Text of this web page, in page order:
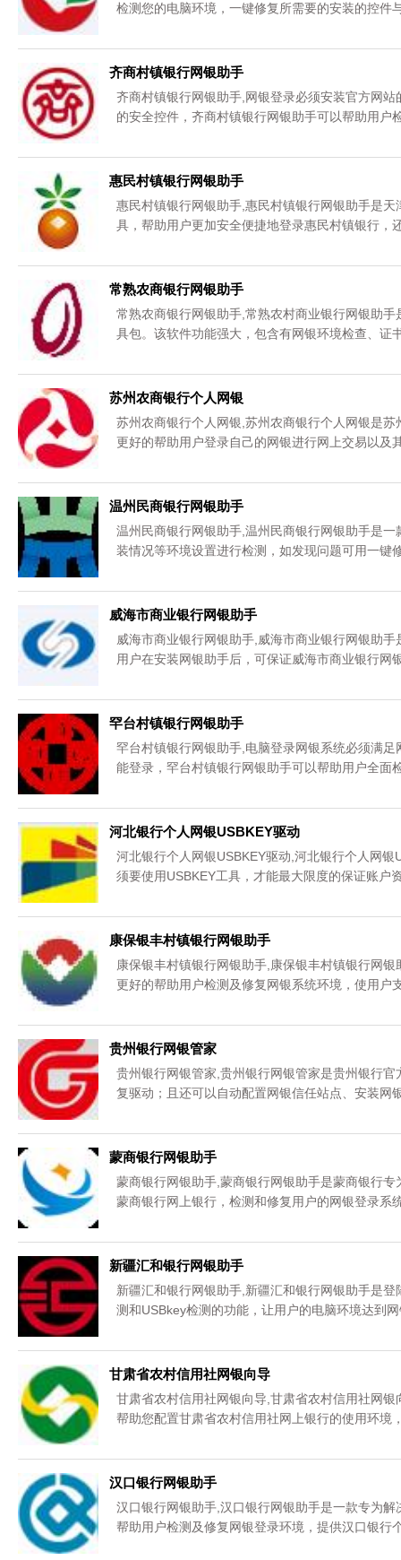
检测您的电脑环境，一键修复所需要的安装的控件
齐商村镇银行网银助手
齐商村镇银行网银助手,网银登录必须安装官方网
的安全控件，齐商村镇银行网银助手可以帮助用
惠民村镇银行网银助手
惠民村镇银行网银助手,惠民村镇银行网银助手是
具，帮助用户更加安全便捷地登录惠民村镇银行，
常熟农商银行网银助手
常熟农商银行网银助手,常熟农村商业银行网银助
具包。该软件功能强大，包含有网银环境检查、证
苏州农商银行个人网银
苏州农商银行个人网银,苏州农商银行个人网银是
更好的帮助用户登录自己的网银进行网上交易以及
温州民商银行网银助手
温州民商银行网银助手,温州民商银行网银助手是
装情况等环境设置进行检测，如发现问题可用一键
威海市商业银行网银助手
威海市商业银行网银助手,威海市商业银行网银助
用户在安装网银助手后，可保证威海市商业银行
罕台村镇银行网银助手
罕台村镇银行网银助手,电脑登录网银系统必须满
能登录，罕台村镇银行网银助手可以帮助用户全面
河北银行个人网银USBKEY驱动
河北银行个人网银USBKEY驱动,河北银行个人网
须要使用USBKEY工具，才能最大限度的保证账户
康保银丰村镇银行网银助手
康保银丰村镇银行网银助手,康保银丰村镇银行网
更好的帮助用户检测及修复网银系统环境，使用户
贵州银行网银管家
贵州银行网银管家,贵州银行网银管家是贵州银行
复驱动；且还可以自动配置网银信任站点、安装网
蒙商银行网银助手
蒙商银行网银助手,蒙商银行网银助手是蒙商银行
蒙商银行网上银行，检测和修复用户的网银登录系
新疆汇和银行网银助手
新疆汇和银行网银助手,新疆汇和银行网银助手是
测和USBkey检测的功能，让用户的电脑环境达到
甘肃省农村信用社网银向导
甘肃省农村信用社网银向导,甘肃省农村信用社网
帮助您配置甘肃省农村信用社网上银行的使用环境
汉口银行网银助手
汉口银行网银助手,汉口银行网银助手是一款专为
帮助用户检测及修复网银登录环境，提供汉口银行